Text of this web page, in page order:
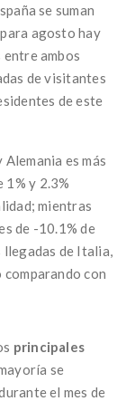
se suman
agosto hay
ambos
de visitantes
de este
es más
y 2.3%
mientras
de -10.1% de
llegadas de Italia,
con
principales
se
el mes de